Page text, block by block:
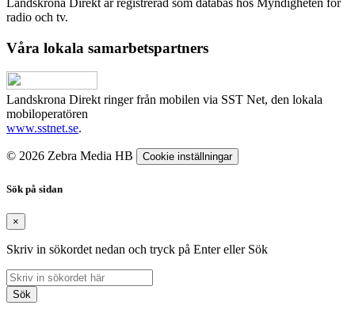
Landskrona Direkt är registrerad som databas hos Myndigheten för
radio och tv.
Våra lokala samarbetspartners
Landskrona Direkt ringer från mobilen via SST Net, den lokala
mobiloperatören
www.sstnet.se.
© 2026 Zebra Media HB Cookie inställningar
Sök på sidan
×
Skriv in sökordet nedan och tryck på Enter eller Sök
Sök